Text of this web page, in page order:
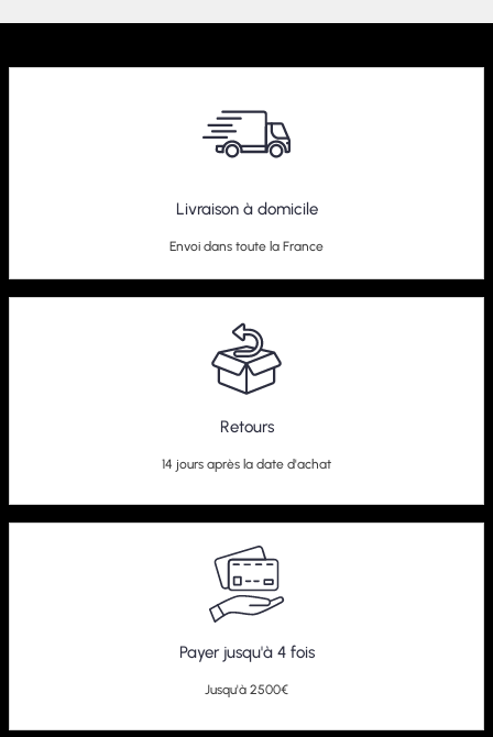
Livraison à domicile
Envoi dans toute la France
Retours
14 jours après la date d'achat
Payer jusqu'à 4 fois
Jusqu'à 2500€